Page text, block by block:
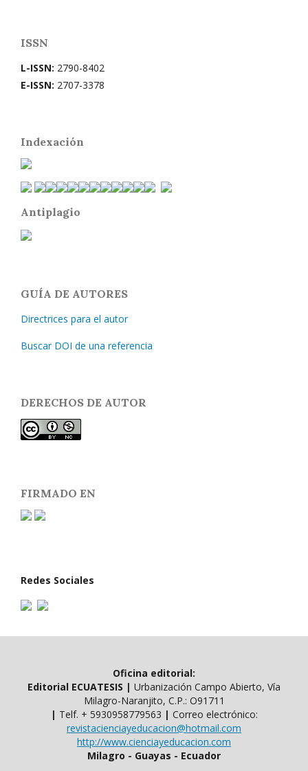
ISSN
L-ISSN: 2790-8402
E-ISSN: 2707-3378
Indexación
Antiplagio
GUÍA DE AUTORES
Directrices para el autor
Buscar DOI de una referencia
DERECHOS DE AUTOR
FIRMADO EN
Redes Sociales
Oficina editorial:
Editorial ECUATESIS | Urbanización Campo Abierto, Vía
Milagro-Naranjito, C.P.: O91711
| Telf. ​​+ 5930958779563 | Correo electrónico:
revistacienciayeducacion@hotmail.com
http://www.cienciayeducacion.com
Milagro - Guayas - Ecuador